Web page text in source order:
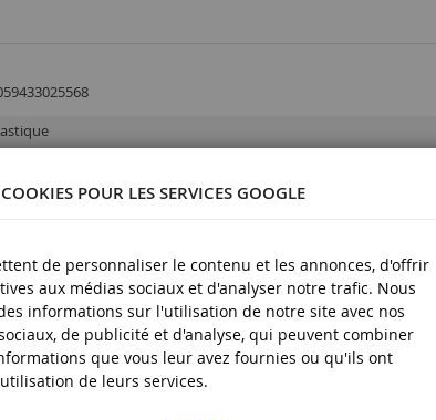
CE
POUR LES SERVICES GOOGLE
de personnaliser le contenu et les annonces, d'offrir
aux médias sociaux et d'analyser notre trafic. Nous
informations sur l'utilisation de notre site avec nos
de publicité et d'analyse, qui peuvent combiner
que vous leur avez fournies ou qu'ils ont
de leurs services.